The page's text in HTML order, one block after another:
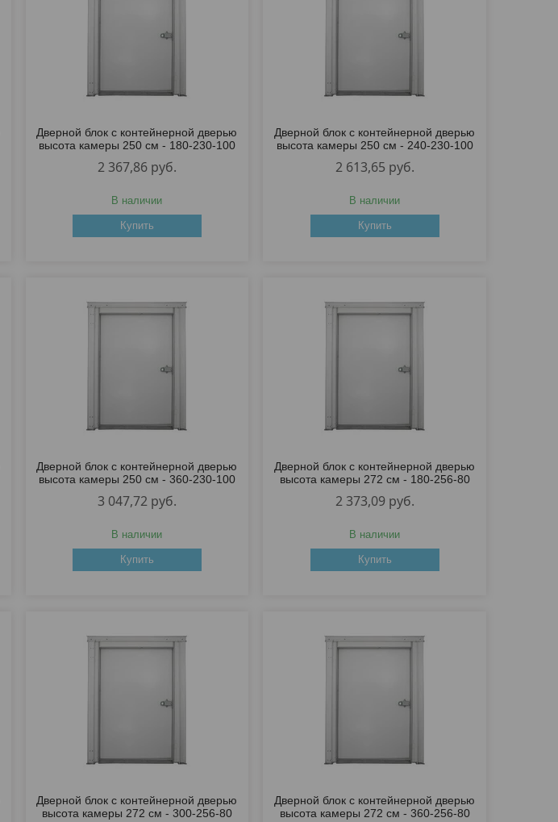
Дверной блок с контейнерной дверью
высота камеры 250 см - 180-230-100
2 367,86 руб.
В наличии
Купить
Дверной блок с контейнерной дверью
высота камеры 250 см - 240-230-100
2 613,65 руб.
В наличии
Купить
Дверной блок с контейнерной дверью
высота камеры 250 см - 360-230-100
3 047,72 руб.
В наличии
Купить
Дверной блок с контейнерной дверью
высота камеры 272 см - 180-256-80
2 373,09 руб.
В наличии
Купить
Дверной блок с контейнерной дверью
высота камеры 272 см - 300-256-80
Дверной блок с контейнерной дверью
высота камеры 272 см - 360-256-80